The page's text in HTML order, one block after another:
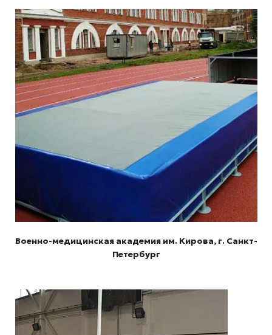
Военно-медицинская академия им. Кирова, г. Санкт-
Петербург